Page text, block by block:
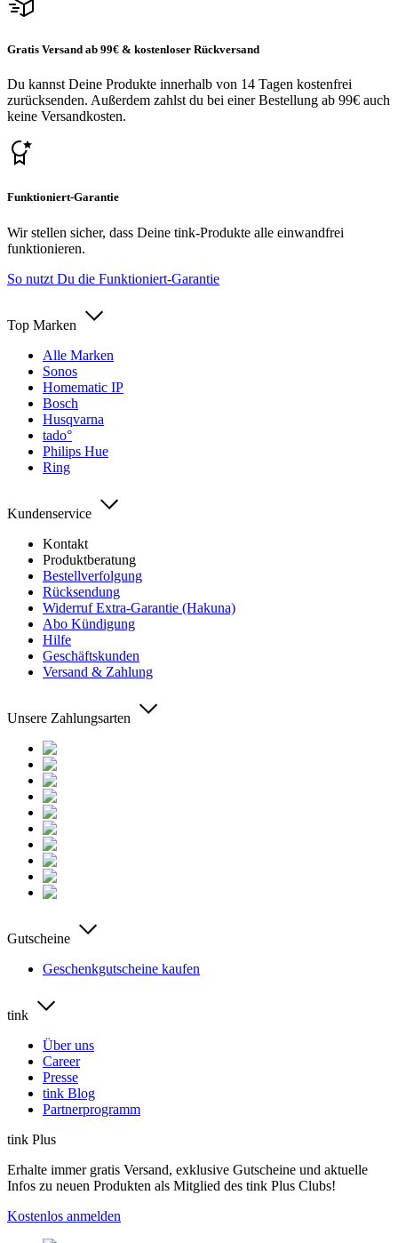
Gratis Versand ab 99€ & kostenloser Rückversand
Du kannst Deine Produkte innerhalb von 14 Tagen kostenfrei
zurücksenden. Außerdem zahlst du bei einer Bestellung ab 99€ auch
keine Versandkosten.
Funktioniert-Garantie
Wir stellen sicher, dass Deine tink-Produkte alle einwandfrei
funktionieren.
So nutzt Du die Funktioniert-Garantie
Top Marken
Alle Marken
Sonos
Homematic IP
Bosch
Husqvarna
tado°
Philips Hue
Ring
Kundenservice
Kontakt
Produktberatung
Bestellverfolgung
Rücksendung
Widerruf Extra-Garantie (Hakuna)
Abo Kündigung
Hilfe
Geschäftskunden
Versand & Zahlung
Unsere Zahlungsarten
Gutscheine
Geschenkgutscheine kaufen
tink
Über uns
Career
Presse
tink Blog
Partnerprogramm
tink Plus
Erhalte immer gratis Versand, exklusive Gutscheine und aktuelle
Infos zu neuen Produkten als Mitglied des tink Plus Clubs!
Kostenlos anmelden